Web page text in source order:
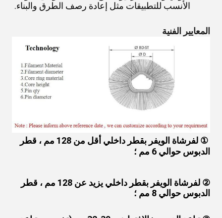
الأنسب للتطبيقات مثل إعادة رصف الطرق والبناء.
المعايير الفنية
الدبوس حوالي 6 مم ؛
الدبوس حوالي 8 مم ؛